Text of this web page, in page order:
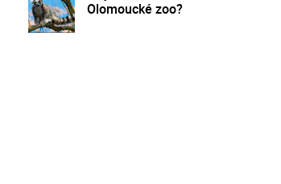
Olomoucké zoo?